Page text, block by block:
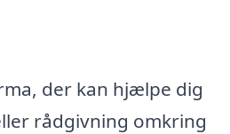
der kan hjælpe dig
rådgivning omkring